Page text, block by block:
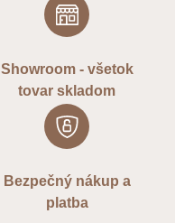
Showroom - všetok
tovar skladom
Bezpečný nákup a
platba